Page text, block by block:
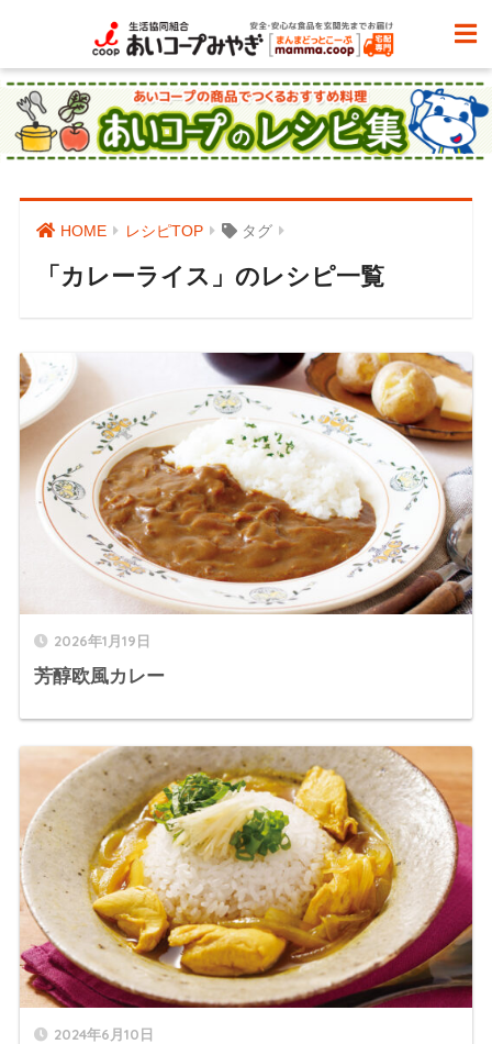
HOME レシピTOP タグ
「カレーライス」のレシピ一覧
2026年1月19日
芳醇欧風カレー
2024年6月10日